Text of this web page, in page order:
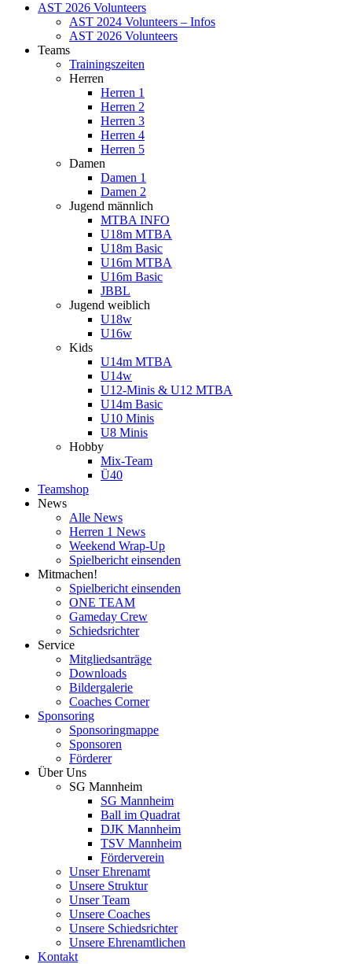
AST 2026 Volunteers
AST 2024 Volunteers – Infos
AST 2026 Volunteers
Teams
Trainingszeiten
Herren
Herren 1
Herren 2
Herren 3
Herren 4
Herren 5
Damen
Damen 1
Damen 2
Jugend männlich
MTBA INFO
U18m MTBA
U18m Basic
U16m MTBA
U16m Basic
JBBL
Jugend weiblich
U18w
U16w
Kids
U14m MTBA
U14w
U12-Minis & U12 MTBA
U14m Basic
U10 Minis
U8 Minis
Hobby
Mix-Team
Ü40
Teamshop
News
Alle News
Herren 1 News
Weekend Wrap-Up
Spielbericht einsenden
Mitmachen!
Spielbericht einsenden
ONE TEAM
Gameday Crew
Schiedsrichter
Service
Mitgliedsanträge
Downloads
Bildergalerie
Coaches Corner
Sponsoring
Sponsoringmappe
Sponsoren
Förderer
Über Uns
SG Mannheim
SG Mannheim
Ball im Quadrat
DJK Mannheim
TSV Mannheim
Förderverein
Unser Ehrenamt
Unsere Struktur
Unser Team
Unsere Coaches
Unsere Schiedsrichter
Unsere Ehrenamtlichen
Kontakt